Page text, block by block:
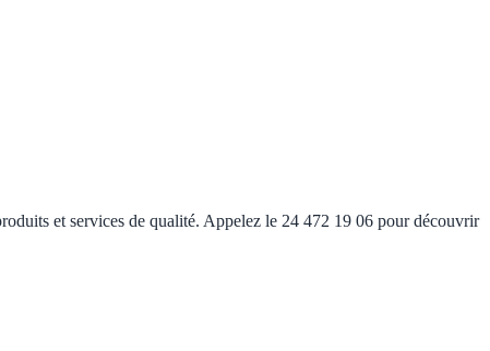
et services de qualité. Appelez le 24 472 19 06 pour découvrir